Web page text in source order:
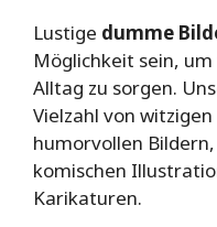
Lustige dumme
Möglichkeit sein,
Alltag zu sorgen.
Vielzahl von
humorvollen
komischen
Karikaturen.